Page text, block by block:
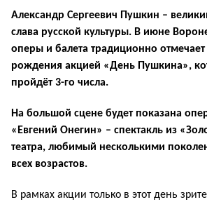
Александр Сергеевич Пушкин –
слава русской культуры. В июне
оперы и балета традиционно отмечает
рождения акцией «День Пушкина»,
пройдёт 3-го числа.
На большой сцене будет показана
«Евгений Онегин» – спектакль из
театра, любимый несколькими
всех возрастов.
В рамках акции только в этот день